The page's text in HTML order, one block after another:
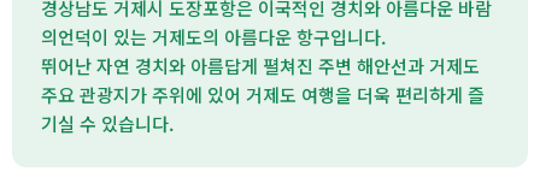
경상남도 거제시 도장포항은 이국적인 경치와 아름다운 바람
의언덕이 있는 거제도의 아름다운 항구입니다.
뛰어난 자연 경치와 아름답게 펼쳐진 주변 해안선과 거제도
주요 관광지가 주위에 있어 거제도 여행을 더욱 편리하게 즐
기실 수 있습니다.